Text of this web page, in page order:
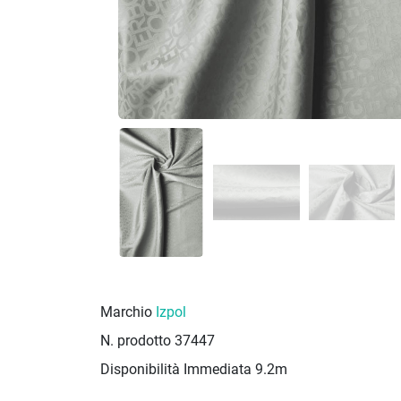
Marchio Izpol
N. prodotto 37447
Disponibilità Immediata 9.2m